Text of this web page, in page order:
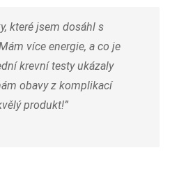
které jsem dosáhl s
více energie, a co je
krevní testy ukázaly
obavy z komplikací
produkt!”